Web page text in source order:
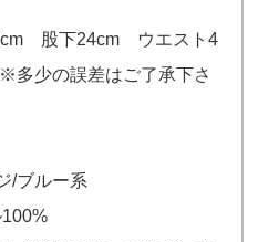
股下24cm ウエスト4
少の誤差はご了承下さ
/ブルー系